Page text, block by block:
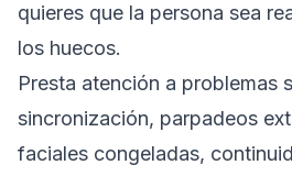
quieres que la persona sea
los huecos.
Presta atención a problemas
sincronización, parpadeos
faciales congeladas,